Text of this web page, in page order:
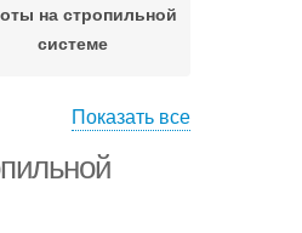
на стропильной
системе
Показать все